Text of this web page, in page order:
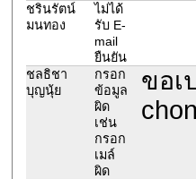
ชรินรัตน์
มนทอง
ไม่ได้
รับ E-
mail
ยืนยัน
ชลธิชา
บุญนุ้ย
กรอก
ข้อมูล
ผิด
เช่น
กรอก
เมล์
ผิด
ขอเ